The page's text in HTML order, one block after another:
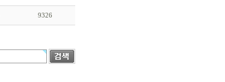
9326